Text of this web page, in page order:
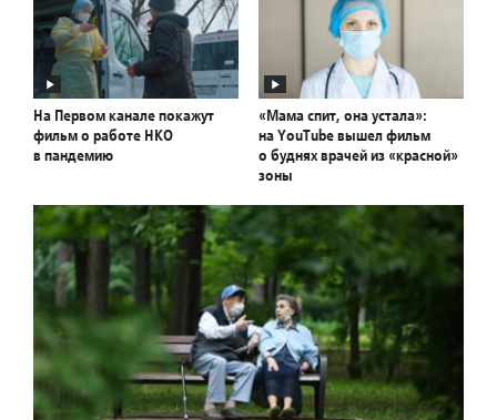
На Первом канале покажут
фильм о работе НКО
в пандемию
«Мама спит, она устала»:
на YouTube вышел фильм
о буднях врачей из «красной»
зоны